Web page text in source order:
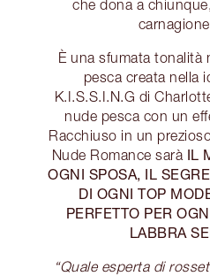
che dona a
È una sfumata
pesca creata nella
K.I.S.S.I.N.G di
nude pesca con un
Racchiuso in un
Nude Romance sarà IL
OGNI SPOSA, IL
DI OGNI TOP
PERFETTO PER
LABBRA
“Quale esperta di